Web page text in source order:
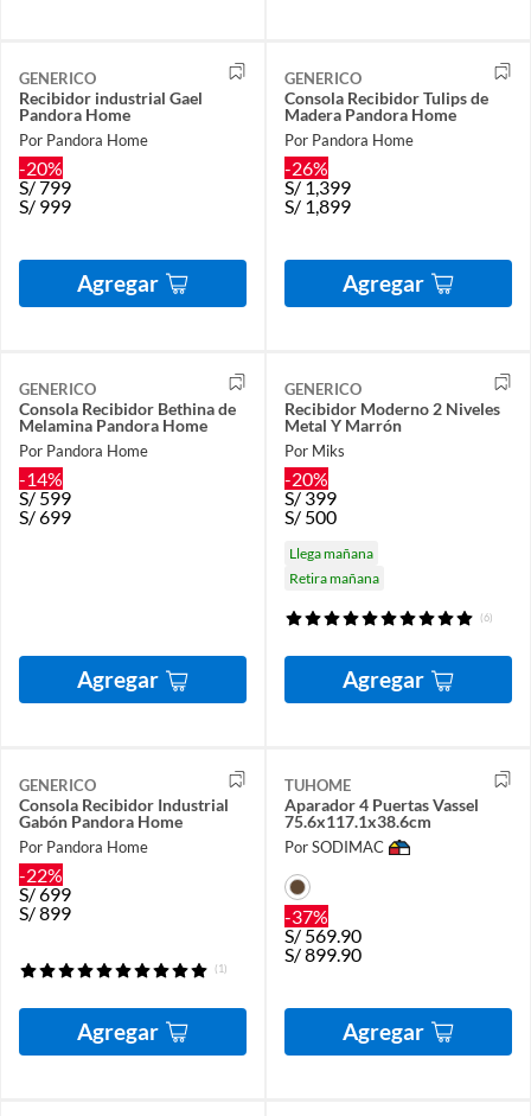
GENERICO
Recibidor industrial Gael
Pandora Home
Por Pandora Home
-20%
S/799
S/ 999
Agregar
GENERICO
Consola Recibidor Tulips de
Madera Pandora Home
Por Pandora Home
-26%
S/1,399
S/ 1,899
Agregar
GENERICO
Consola Recibidor Bethina de
Melamina Pandora Home
Por Pandora Home
-14%
S/599
S/699
Agregar
GENERICO
Recibidor Moderno 2 Niveles
Metal Y Marrón
Por Miks
-20%
S/399
S/ 500
Llega mañana
Retira mañana
(6)
Agregar
GENERICO
Consola Recibidor Industrial
Gabón Pandora Home
Por Pandora Home
-22%
S/699
S/899
(1)
Agregar
TUHOME
Aparador 4 Puertas Vassel
75.6x117.1x38.6cm
Por SODIMAC
-37%
S/569.90
S/899.90
Agregar